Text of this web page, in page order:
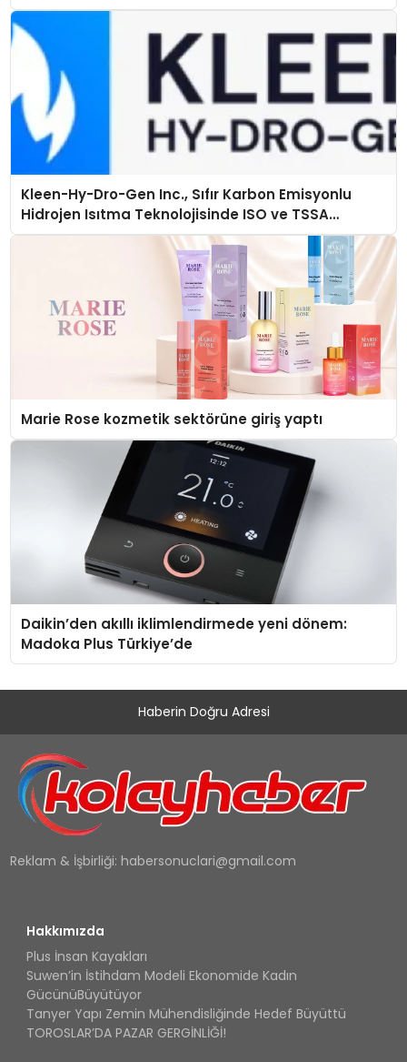
Kleen-Hy-Dro-Gen Inc., Sıfır Karbon Emisyonlu
Hidrojen Isıtma Teknolojisinde ISO ve TSSA
Düzenleyici Onaylarını Aldı
Marie Rose kozmetik sektörüne giriş yaptı
Daikin’den akıllı iklimlendirmede yeni dönem:
Madoka Plus Türkiye’de
Haberin Doğru Adresi
Reklam & İşbirliği: habersonuclari@gmail.com
Hakkımızda
Plus İnsan Kayakları
Suwen’in İstihdam Modeli Ekonomide Kadın
GücünüBüyütüyor
Tanyer Yapı Zemin Mühendisliğinde Hedef Büyüttü
TOROSLAR’DA PAZAR GERGİNLİĞİ!